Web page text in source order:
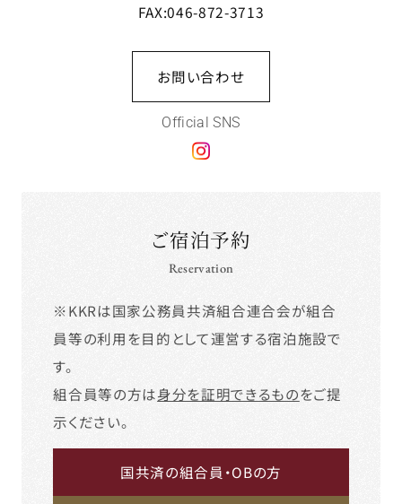
FAX:046-872-3713
お問い合わせ
Official SNS
ご宿泊予約
Reservation
※KKRは国家公務員共済組合連合会が組合
員等の利用を目的として運営する宿泊施設で
す。
組合員等の方は身分を証明できるものをご提
示ください。
国共済の組合員・OBの方